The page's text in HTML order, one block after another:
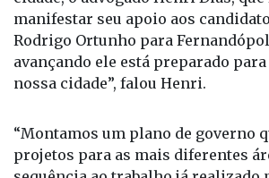
importantes nomes que também
e Cida é uma das principais
cidade, o advogado Henri Dias, que
manifestar seu apoio aos
Rodrigo Ortunho para
nossa cidade”, falou Henri.